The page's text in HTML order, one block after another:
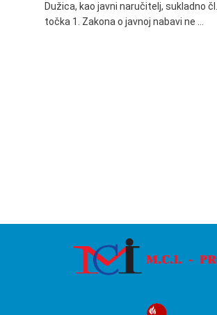
Dužica, kao javni naručitelj, sukladno
točka 1. Zakona o javnoj nabavi ne …